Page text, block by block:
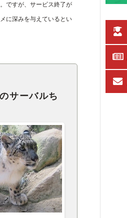
ですが、サービス終了が
に深みを与えているとい
サーバルち